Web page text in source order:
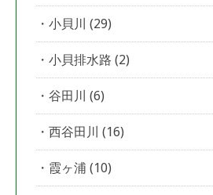
小貝川 (29)
小貝排水路 (2)
谷田川 (6)
西谷田川 (16)
霞ヶ浦 (10)